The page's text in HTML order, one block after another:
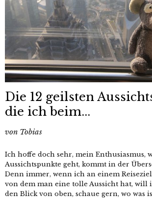
Die 12 geilsten
die ich beim...
von Tobias
Ich hoffe doch sehr, mein Enthusiasmus,
Aussichtspunkte geht, kommt in der
Denn immer, wenn ich an einem
von dem man eine tolle Aussicht hat, will
den Blick von oben, schaue gern, wo was